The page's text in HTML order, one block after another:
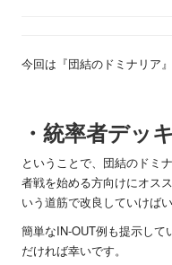
今回は『団結のドミナリア
・統率者デッ
ということで、団結のドミ
者戦を始める方向けにオス
いう道筋で改良していけば
簡単なIN-OUT例も提示して
だければ幸いです。